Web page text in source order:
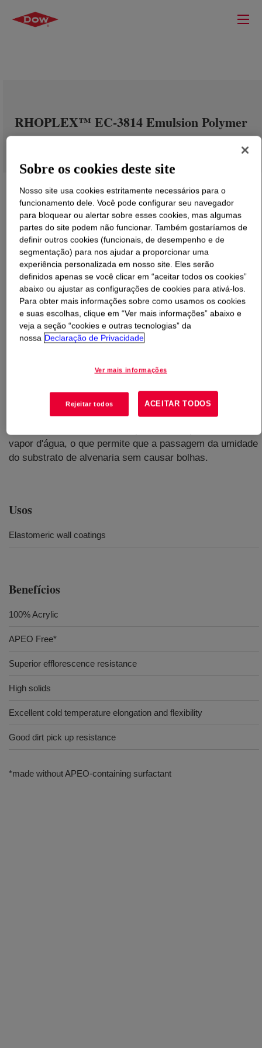
RHOPLEX™ EC-3814 Emulsion Polymer
O que éRHOPLEX™ EC-3814 Emulsion Polymer?
Resina para revestimentos de parede elastoméricos. A
emulsão produz revestimentos duráveis ​​com excelentes
características de elongação e recuperação necessárias
particularmente em temperaturas mais frias. Este
à pega de sujeira e resistência aprimorada a álcali e à
eflorescência. Além da elasticidade e durabilidade, os
vapor d'água, o que permite que a passagem da umidade
do substrato de alvenaria sem causar bolhas.
Usos
Elastomeric wall coatings
Benefícios
100% Acrylic
APEO Free*
Superior efflorescence resistance
High solids
Excellent cold temperature elongation and flexibility
Good dirt pick up resistance
*made without APEO-containing surfactant
Sobre os cookies deste site
Nosso site usa cookies estritamente necessários para o
funcionamento dele. Você pode configurar seu navegador
para bloquear ou alertar sobre esses cookies, mas algumas
partes do site podem não funcionar. Também gostaríamos de
definir outros cookies (funcionais, de desempenho e de
segmentação) para nos ajudar a proporcionar uma
experiência personalizada em nosso site. Eles serão
definidos apenas se você clicar em “aceitar todos os cookies”
abaixo ou ajustar as configurações de cookies para ativá-los.
Para obter mais informações sobre como usamos os cookies
e suas escolhas, clique em “Ver mais informações” abaixo e
veja a seção “cookies e outras tecnologias” da
nossa Declaração de Privacidade
Ver mais informações
Rejeitar todos ACEITAR TODOS